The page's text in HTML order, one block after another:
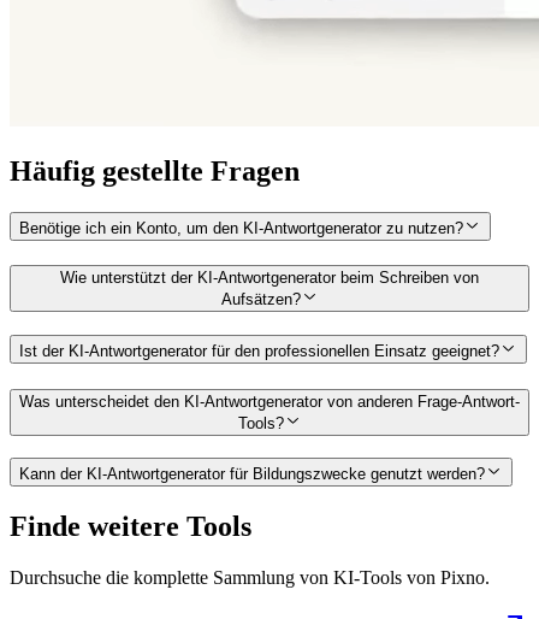
Häufig gestellte Fragen
Benötige ich ein Konto, um den KI-Antwortgenerator zu nutzen?
Wie unterstützt der KI-Antwortgenerator beim Schreiben von
Aufsätzen?
Ist der KI-Antwortgenerator für den professionellen Einsatz geeignet?
Was unterscheidet den KI-Antwortgenerator von anderen Frage-Antwort-
Tools?
Kann der KI-Antwortgenerator für Bildungszwecke genutzt werden?
Finde weitere Tools
Durchsuche die komplette Sammlung von KI-Tools von Pixno.